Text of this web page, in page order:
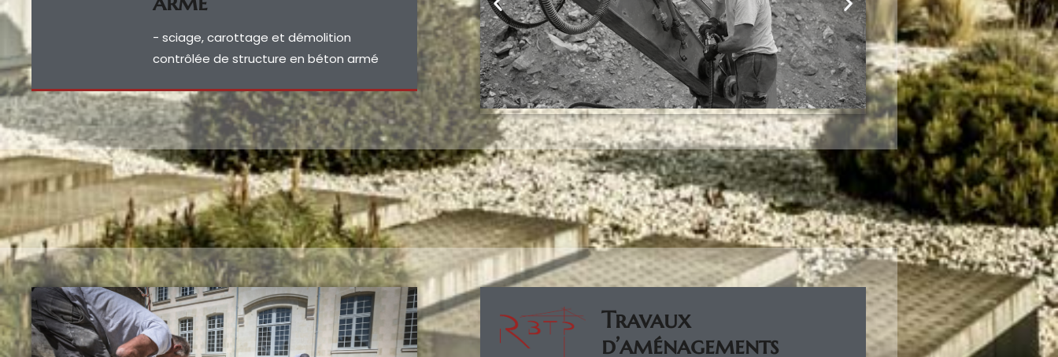
- sciage, carottage et démolition
contrôlée de structure en béton armé
Travaux
d’aménagements